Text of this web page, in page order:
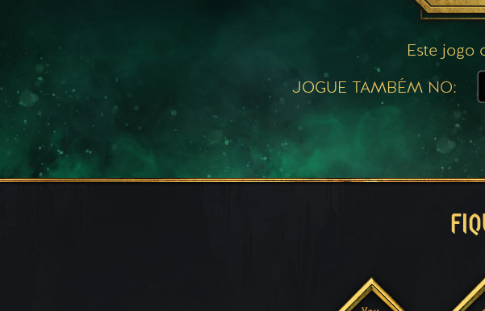
Este jogo
JOGUE TAMBÉM NO: